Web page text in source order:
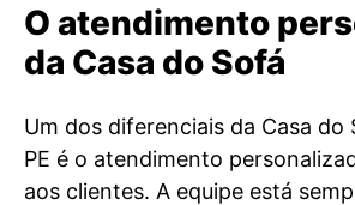
O atendimento
da Casa do Sofá
Um dos diferenciais da Casa do
PE é o atendimento
aos clientes. A equipe está